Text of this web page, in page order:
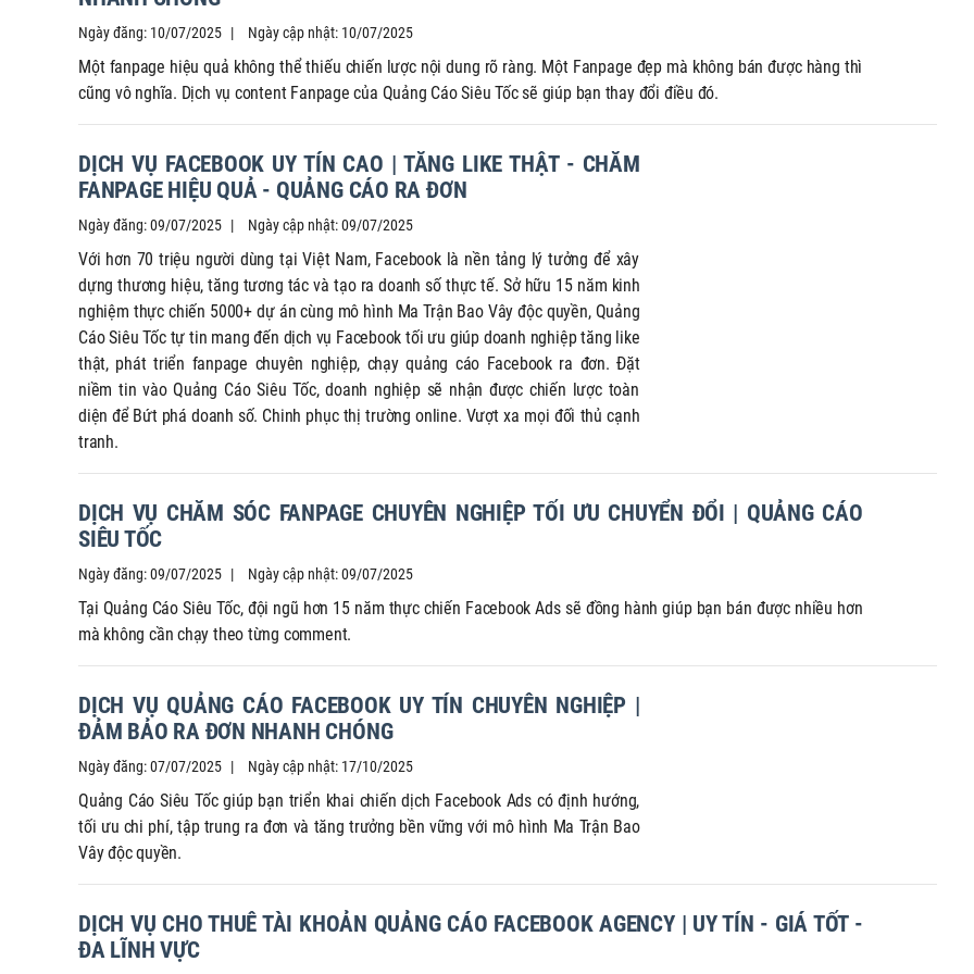
Ngày đăng: 10/07/2025 Ngày cập nhật: 10/07/2025
Một fanpage hiệu quả không thể thiếu chiến lược nội dung rõ ràng. Một Fanpage đẹp mà không bán được hàng thì
cũng vô nghĩa. Dịch vụ content Fanpage của Quảng Cáo Siêu Tốc sẽ giúp bạn thay đổi điều đó.
DỊCH VỤ FACEBOOK UY TÍN CAO | TĂNG LIKE THẬT - CHĂM
FANPAGE HIỆU QUẢ - QUẢNG CÁO RA ĐƠN
Ngày đăng: 09/07/2025 Ngày cập nhật: 09/07/2025
Với hơn 70 triệu người dùng tại Việt Nam, Facebook là nền tảng lý tưởng để xây
dựng thương hiệu, tăng tương tác và tạo ra doanh số thực tế. Sở hữu 15 năm kinh
nghiệm thực chiến 5000+ dự án cùng mô hình Ma Trận Bao Vây độc quyền, Quảng
Cáo Siêu Tốc tự tin mang đến dịch vụ Facebook tối ưu giúp doanh nghiệp tăng like
thật, phát triển fanpage chuyên nghiệp, chạy quảng cáo Facebook ra đơn. Đặt
niềm tin vào Quảng Cáo Siêu Tốc, doanh nghiệp sẽ nhận được chiến lược toàn
diện để Bứt phá doanh số. Chinh phục thị trường online. Vượt xa mọi đối thủ cạnh
tranh.
DỊCH VỤ CHĂM SÓC FANPAGE CHUYÊN NGHIỆP TỐI ƯU CHUYỂN ĐỔI | QUẢNG CÁO
SIÊU TỐC
Ngày đăng: 09/07/2025 Ngày cập nhật: 09/07/2025
Tại Quảng Cáo Siêu Tốc, đội ngũ hơn 15 năm thực chiến Facebook Ads sẽ đồng hành giúp bạn bán được nhiều hơn
mà không cần chạy theo từng comment.
DỊCH VỤ QUẢNG CÁO FACEBOOK UY TÍN CHUYÊN NGHIỆP |
ĐẢM BẢO RA ĐƠN NHANH CHÓNG
Ngày đăng: 07/07/2025 Ngày cập nhật: 17/10/2025
Quảng Cáo Siêu Tốc giúp bạn triển khai chiến dịch Facebook Ads có định hướng,
tối ưu chi phí, tập trung ra đơn và tăng trưởng bền vững với mô hình Ma Trận Bao
Vây độc quyền.
DỊCH VỤ CHO THUÊ TÀI KHOẢN QUẢNG CÁO FACEBOOK AGENCY | UY TÍN - GIÁ TỐT -
ĐA LĨNH VỰC